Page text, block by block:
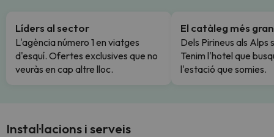
Líders al sector
L'agència número 1 en viatges
d'esquí. Ofertes exclusives que no
veuràs en cap altre lloc.
El catàleg més gran
Dels Pirineus als Alps
Tenim l'hotel que
l'estació que somies.
Instal·lacions i serveis